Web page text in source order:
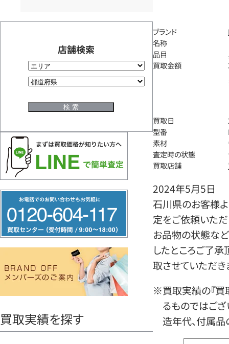
店舗検索
リ
ー
ヤ
買取実績を探す
ブランド
名称
品目
買取金額
買取日
型番
素材
査定時の状態
買取店舗
2024年5月5日
石川県のお客様よ
定をご依頼いただ
お品物の状態など
したところご了
取させていただき
※買取実績の『買
るものではござ
造年代、付属品